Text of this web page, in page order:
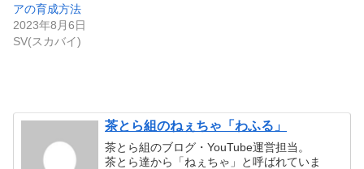
アの育成方法
2023年8月6日
SV(スカバイ)
茶とら組のねぇちゃ「わふる」
茶とら組のブログ・YouTube運営担当。
茶とら達から「ねぇちゃ」と呼ばれていま